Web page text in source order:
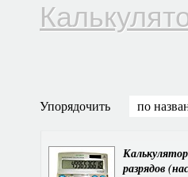
Упорядочить по
разрядов